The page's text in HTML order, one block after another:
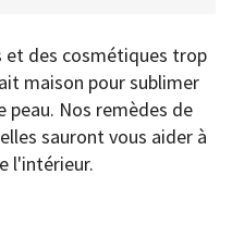
et des cosmétiques trop
maison pour sublimer
peau. Nos remèdes de
sauront vous aider à
l'intérieur.